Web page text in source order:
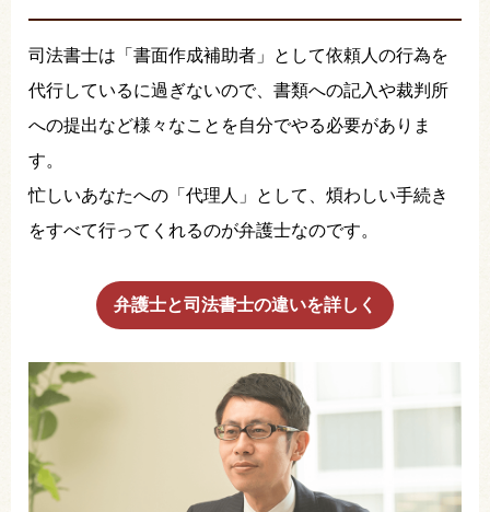
司法書士は「書面作成補助者」として依頼人の行為を
代行しているに過ぎないので、書類への記入や裁判所
への提出など様々なことを自分でやる必要がありま
す。
忙しいあなたへの「代理人」として、煩わしい手続き
をすべて行ってくれるのが弁護士なのです。
弁護士と司法書士の違いを詳しく